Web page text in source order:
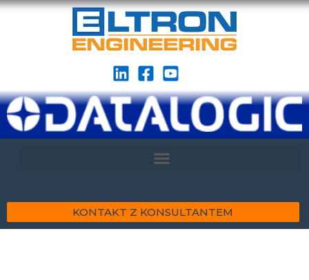
KONTAKT Z KONSULTANTEM